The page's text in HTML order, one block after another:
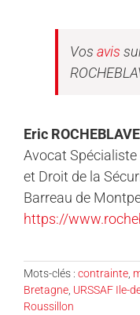
Vos avis
Eric ROCHEBLAVE
Avocat Spécialiste
et Droit de la
Barreau de
https://
Mots-clés : contrainte
Bretagne URSSAF Ile-
Roussillon